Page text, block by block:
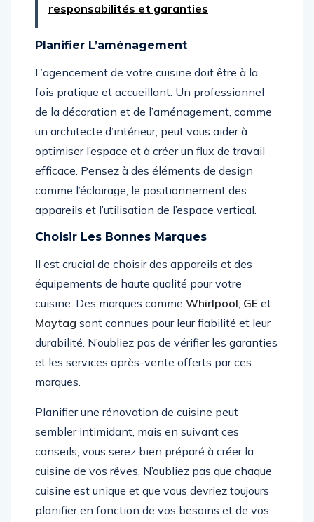
responsabilités et garanties
Planifier L’aménagement
L’agencement de votre cuisine doit être à la
fois pratique et accueillant. Un professionnel
de la décoration et de l’aménagement, comme
un architecte d’intérieur, peut vous aider à
optimiser l’espace et à créer un flux de travail
efficace. Pensez à des éléments de design
comme l’éclairage, le positionnement des
appareils et l’utilisation de l’espace vertical.
Choisir Les Bonnes Marques
Il est crucial de choisir des appareils et des
équipements de haute qualité pour votre
cuisine. Des marques comme Whirlpool, GE et
Maytag sont connues pour leur fiabilité et leur
durabilité. N’oubliez pas de vérifier les garanties
et les services après-vente offerts par ces
marques.
Planifier une rénovation de cuisine peut
sembler intimidant, mais en suivant ces
conseils, vous serez bien préparé à créer la
cuisine de vos rêves. N’oubliez pas que chaque
cuisine est unique et que vous devriez toujours
planifier en fonction de vos besoins et de vos